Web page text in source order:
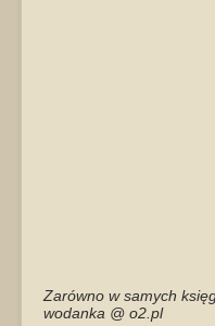
Zarówno w samych
wodanka @ o2.pl